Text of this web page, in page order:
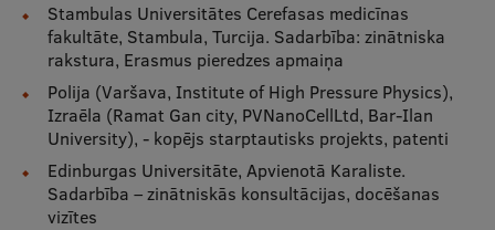
Ētikas un līdztiesības mācības
Atvērtā universitāte
Sagatavošanas kursi
Profesionālās pilnveides kursi
ESF kvalifikācijas celšanas kursi
Stambulas Universitātes Cerefasas medicīnas
fakultāte, Stambula, Turcija. Sadarbība: zinātniska
rakstura, Erasmus pieredzes apmaiņa
Polija (Varšava, Institute of High Pressure Physics),
Izraēla (Ramat Gan city, PVNanoCellLtd, Bar-Ilan
University), - kopējs starptautisks projekts, patenti
Edinburgas Universitāte, Apvienotā Karaliste.
Sadarbība – zinātniskās konsultācijas, docēšanas
vizītes